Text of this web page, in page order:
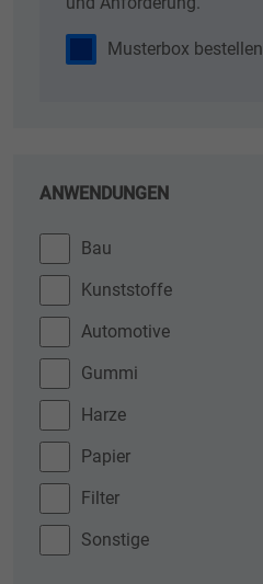
Musterbox bestellen
ANWENDUNGEN
Bau
Kunststoffe
Automotive
Gummi
Harze
Papier
Filter
Sonstige